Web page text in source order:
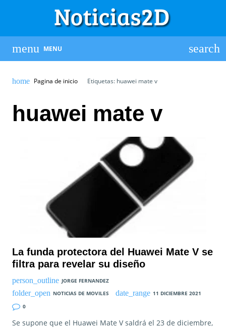
MENU
Pagina de inicio Etiquetas: huawei mate v
huawei mate v
La funda protectora del Huawei Mate V se
filtra para revelar su diseño
JORGE FERNANDEZ
NOTICIAS DE MOVILES
11 DICIEMBRE 2021
0
Se supone que el Huawei Mate V saldrá el 23 de diciembre,